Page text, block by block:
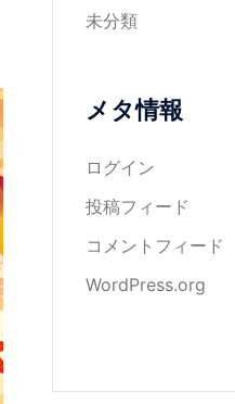
未分類
メタ情報
ログイン
投稿フィード
コメントフィード
WordPress.org